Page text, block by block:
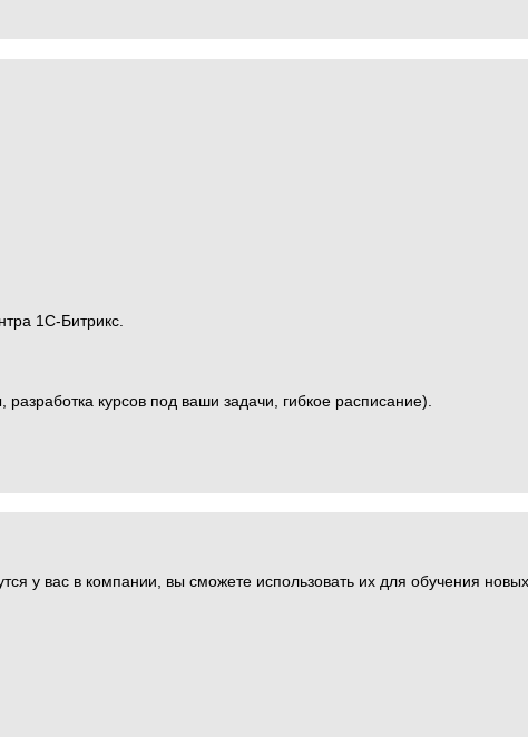
1С-Битрикс.
курсов под ваши задачи, гибкое расписание).
у вас в компании, вы сможете использовать их для обучения